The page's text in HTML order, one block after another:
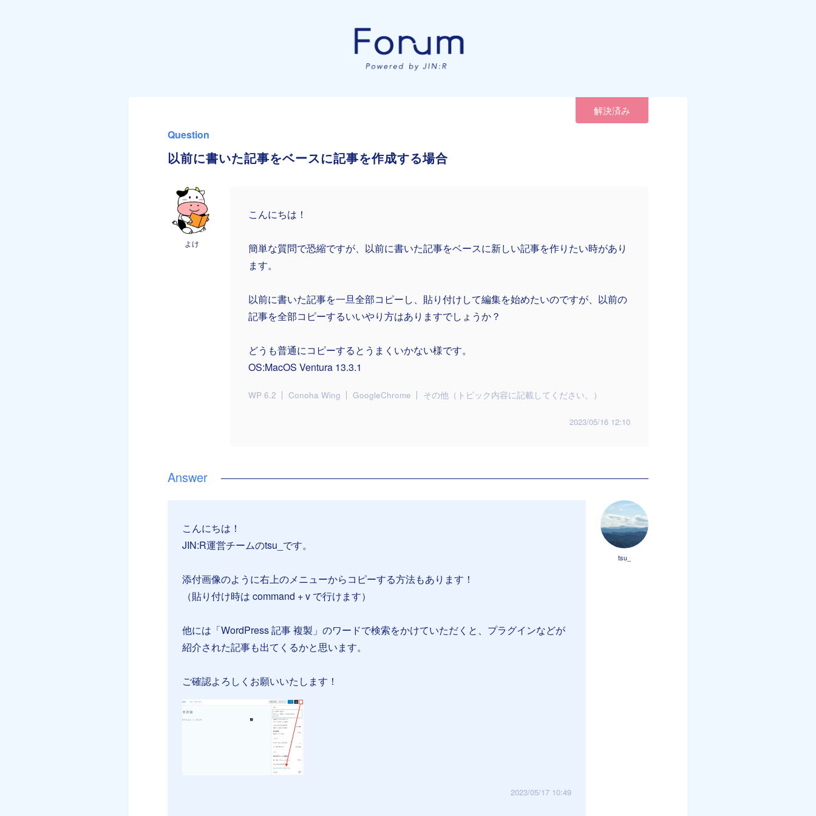
解決済み
Question
以前に書いた記事をベースに記事を作成する場合
よけ
こんにちは！
簡単な質問で恐縮ですが、以前に書いた記事をベースに新しい記事を作りたい時があり
ます。
以前に書いた記事を一旦全部コピーし、貼り付けして編集を始めたいのですが、以前の
記事を全部コピーするいいやり方はありますでしょうか？
どうも普通にコピーするとうまくいかない様です。
OS:MacOS Ventura 13.3.1
WP 6.2 Conoha Wing GoogleChrome その他（トピック内容に記載してください。）
2023/05/16 12:10
tsu_
こんにちは！
JIN:R運営チームのtsu_です。
添付画像のように右上のメニューからコピーする方法もあります！
（貼り付け時は command + v で行けます）
他には「WordPress 記事 複製」のワードで検索をかけていただくと、プラグインなどが
紹介された記事も出てくるかと思います。
ご確認よろしくお願いいたします！
2023/05/17 10:49